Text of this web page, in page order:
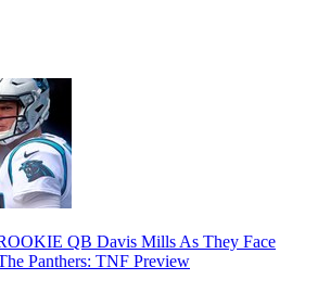
QB Davis Mills As They Face
Panthers: TNF Preview